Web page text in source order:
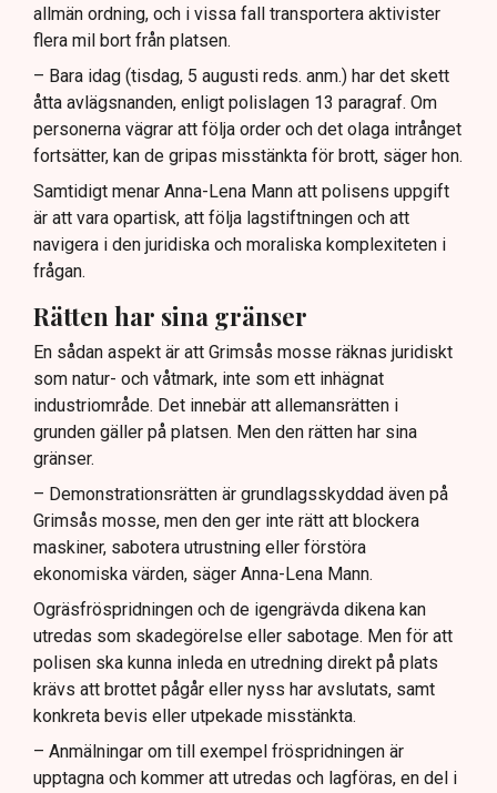
allmän ordning, och i vissa fall transportera aktivister
flera mil bort från platsen.
– Bara idag (tisdag, 5 augusti reds. anm.) har det skett
åtta avlägsnanden, enligt polislagen 13 paragraf. Om
personerna vägrar att följa order och det olaga intrånget
fortsätter, kan de gripas misstänkta för brott, säger hon.
Samtidigt menar Anna-Lena Mann att polisens uppgift
är att vara opartisk, att följa lagstiftningen och att
navigera i den juridiska och moraliska komplexiteten i
frågan.
Rätten har sina gränser
En sådan aspekt är att Grimsås mosse räknas juridiskt
som natur- och våtmark, inte som ett inhägnat
industriområde. Det innebär att allemansrätten i
grunden gäller på platsen. Men den rätten har sina
gränser.
– Demonstrationsrätten är grundlagsskyddad även på
Grimsås mosse, men den ger inte rätt att blockera
maskiner, sabotera utrustning eller förstöra
ekonomiska värden, säger Anna-Lena Mann.
Ogräsfröspridningen och de igengrävda dikena kan
utredas som skadegörelse eller sabotage. Men för att
polisen ska kunna inleda en utredning direkt på plats
krävs att brottet pågår eller nyss har avslutats, samt
konkreta bevis eller utpekade misstänkta.
– Anmälningar om till exempel fröspridningen är
upptagna och kommer att utredas och lagföras, en del i